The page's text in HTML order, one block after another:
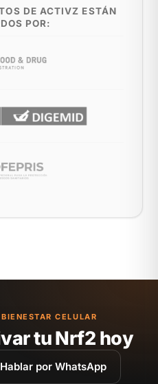
DE ACTIVZ ESTÁN
POR:
CELULAR
tu Nrf2 hoy
Hablar por WhatsApp